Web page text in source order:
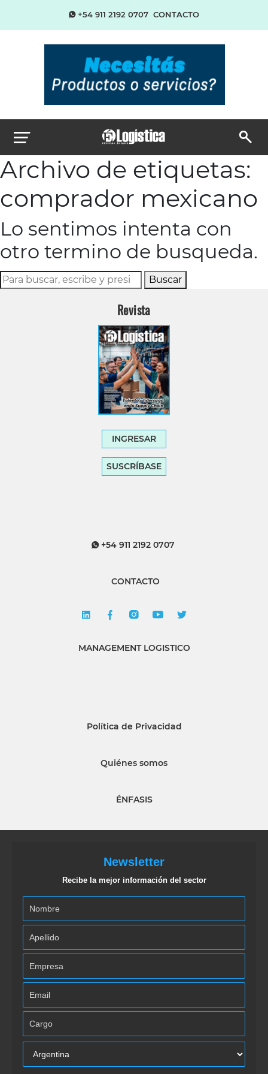
+54 911 2192 0707 CONTACTO
Archivo de etiquetas:
comprador mexicano
Lo sentimos intenta con
otro termino de busqueda.
Buscar
Revista
INGRESAR
SUSCRÍBASE
+54 911 2192 0707
CONTACTO
MANAGEMENT LOGISTICO
Política de Privacidad
Quiénes somos
ÉNFASIS
Newsletter
Recibe la mejor información del sector